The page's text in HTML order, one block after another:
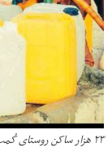
۲۳ هزار ساکن روستای کُمب فاقد امکانات اولیه برای زندگی هستند